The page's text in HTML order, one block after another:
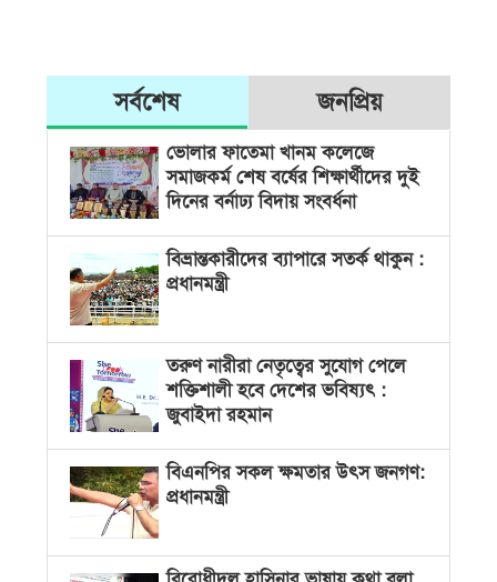
সর্বশেষ জনপ্রিয়
ভোলার ফাতেমা খানম কলেজে
সমাজকর্ম শেষ বর্ষের শিক্ষার্থীদের দুই
দিনের বর্নাঢ্য বিদায় সংবর্ধনা
বিভ্রান্তকারীদের ব্যাপারে সতর্ক থাকুন :
প্রধানমন্ত্রী
তরুণ নারীরা নেতৃত্বের সুযোগ পেলে
শক্তিশালী হবে দেশের ভবিষ্যৎ :
জুবাইদা রহমান
বিএনপির সকল ক্ষমতার উৎস জনগণ:
প্রধানমন্ত্রী